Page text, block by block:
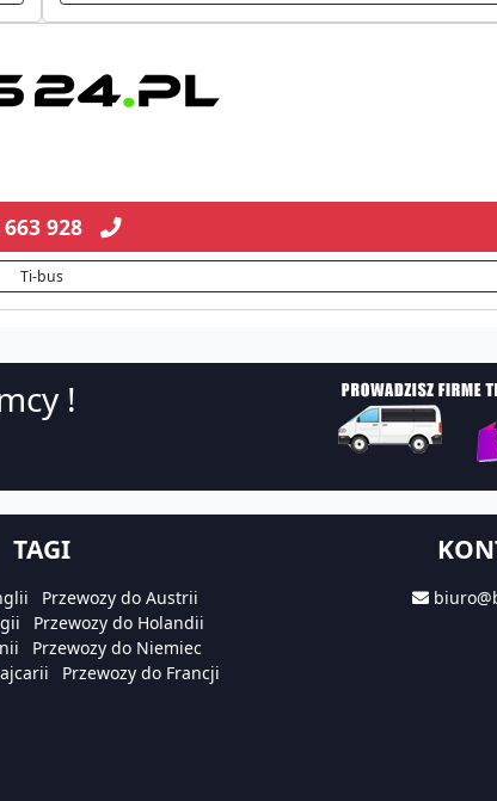
663 928
Ti-bus
!
TAGI
Przewozy do Austrii
Przewozy do Holandii
Przewozy do Niemiec
Przewozy do Francji